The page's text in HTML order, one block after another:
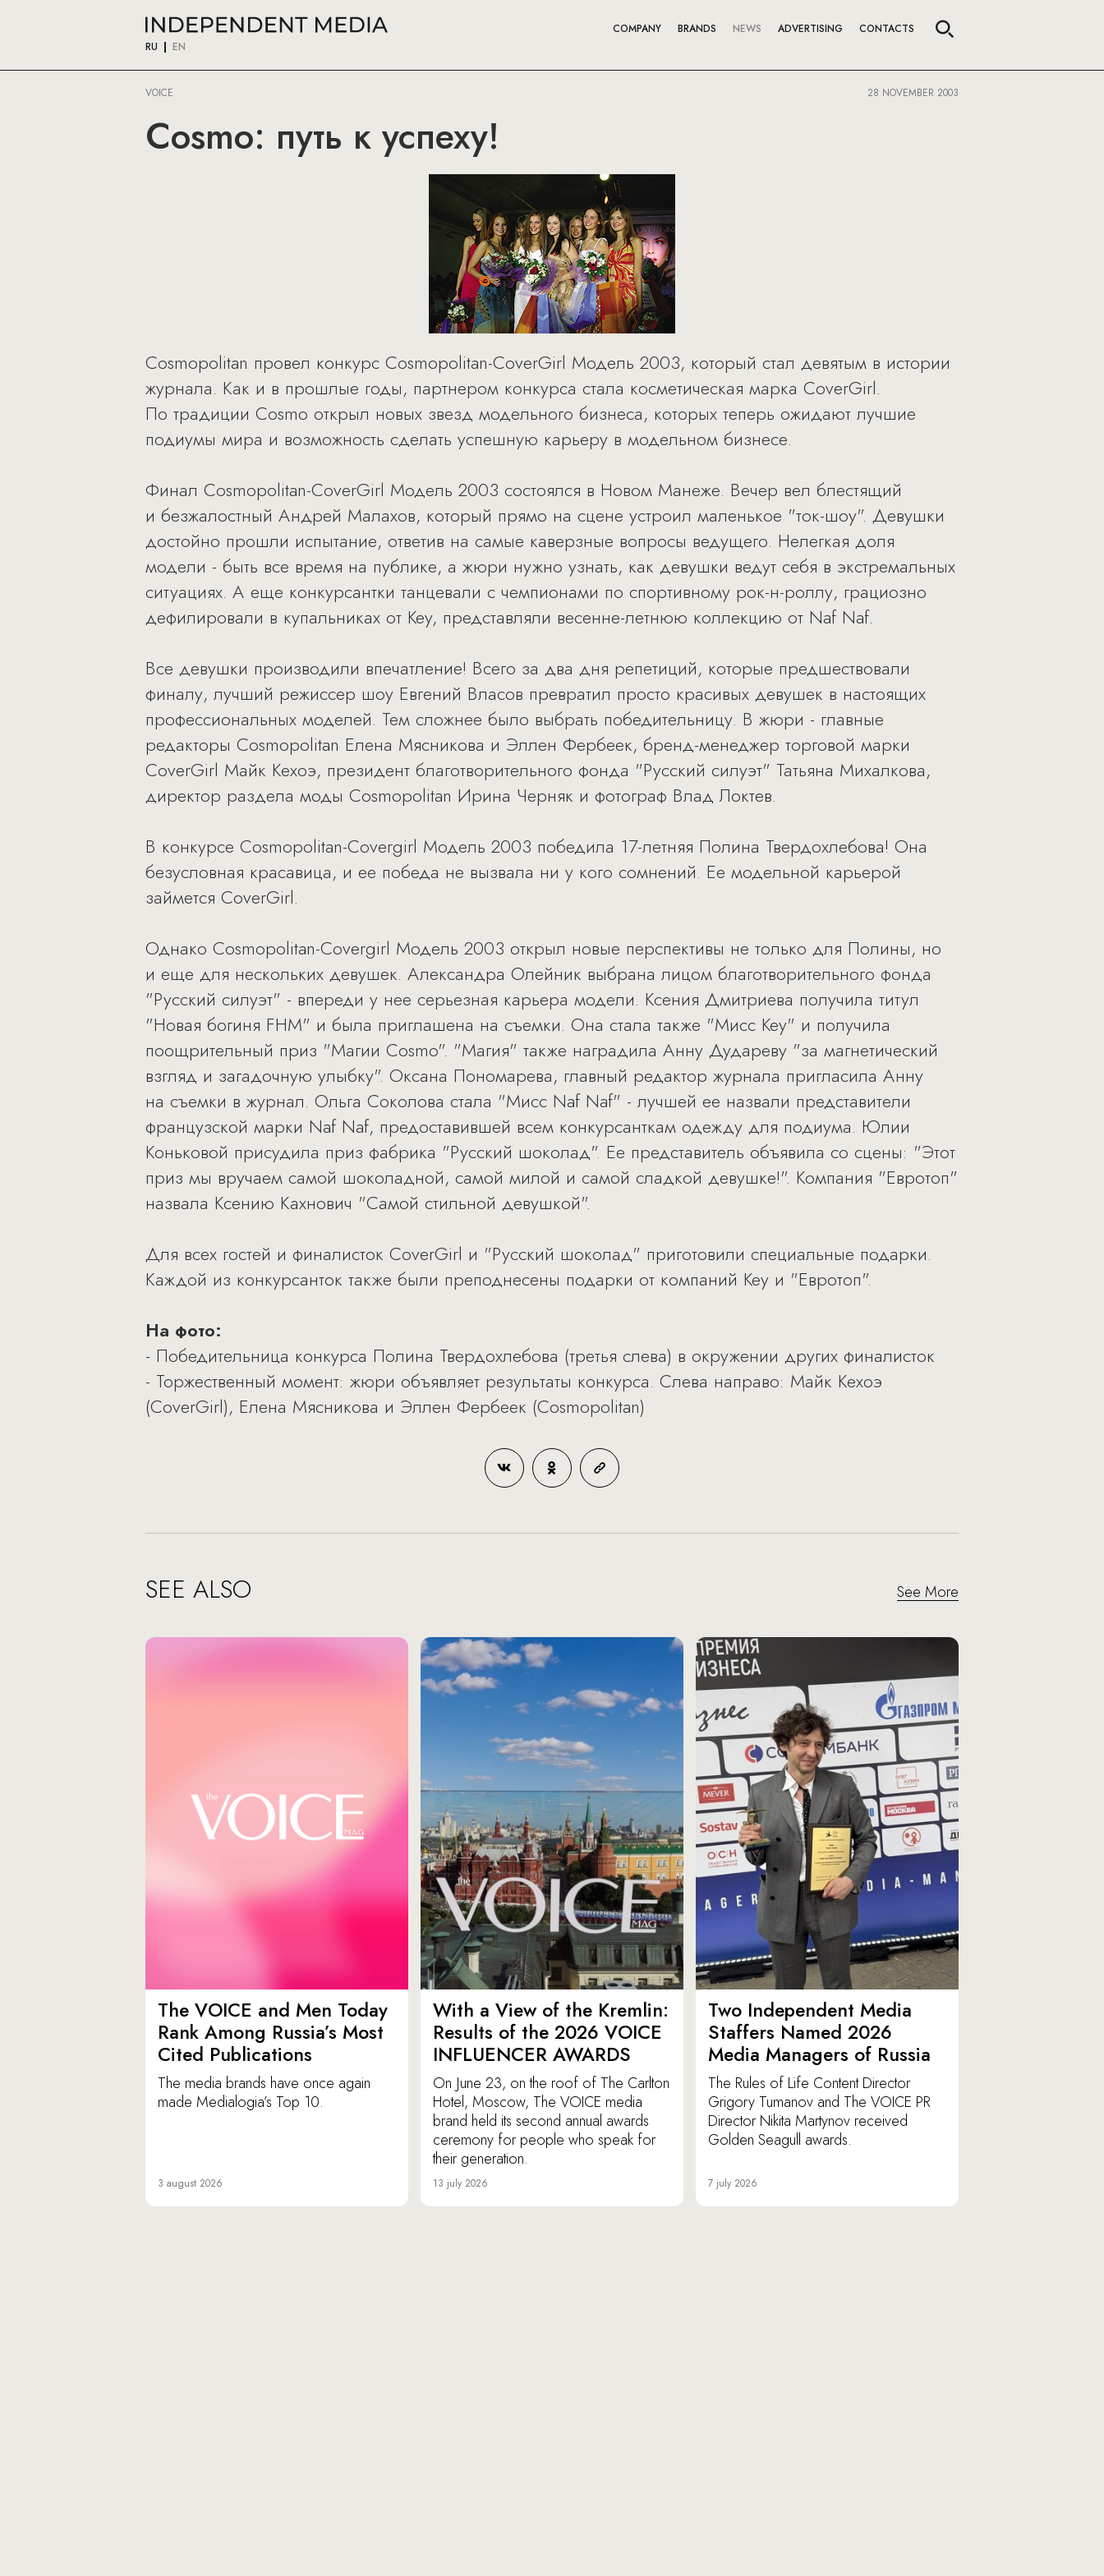
RU EN
COMPANY BRANDS NEWS ADVERTISING CONTACTS
VOICE 28 NOVEMBER 2003
Cosmo: путь к успеху!
Cosmopolitan провел конкурс Cosmopolitan-CoverGirl Модель 2003, который стал девятым в истории
журнала. Как и в прошлые годы, партнером конкурса стала косметическая марка CoverGirl.
По традиции Cosmo открыл новых звезд модельного бизнеса, которых теперь ожидают лучшие
подиумы мира и возможность сделать успешную карьеру в модельном бизнесе.
Финал Cosmopolitan-CoverGirl Модель 2003 состоялся в Новом Манеже. Вечер вел блестящий
и безжалостный Андрей Малахов, который прямо на сцене устроил маленькое "ток-шоу". Девушки
достойно прошли испытание, ответив на самые каверзные вопросы ведущего. Нелегкая доля
модели - быть все время на публике, а жюри нужно узнать, как девушки ведут себя в экстремальных
ситуациях. А еще конкурсантки танцевали с чемпионами по спортивному рок-н-роллу, грациозно
дефилировали в купальниках от Key, представляли весенне-летнюю коллекцию от Naf Naf.
Все девушки производили впечатление! Всего за два дня репетиций, которые предшествовали
финалу, лучший режиссер шоу Евгений Власов превратил просто красивых девушек в настоящих
профессиональных моделей. Тем сложнее было выбрать победительницу. В жюри - главные
редакторы Cosmopolitan Елена Мясникова и Эллен Фербеек, бренд-менеджер торговой марки
CoverGirl Майк Кехоэ, президент благотворительного фонда "Русский силуэт" Татьяна Михалкова,
директор раздела моды Cosmopolitan Ирина Черняк и фотограф Влад Локтев.
В конкурсе Cosmopolitan-Covergirl Модель 2003 победила 17-летняя Полина Твердохлебова! Она
безусловная красавица, и ее победа не вызвала ни у кого сомнений. Ее модельной карьерой
займется CoverGirl.
Однако Cosmopolitan-Covergirl Модель 2003 открыл новые перспективы не только для Полины, но
и еще для нескольких девушек. Александра Олейник выбрана лицом благотворительного фонда
"Русский силуэт" - впереди у нее серьезная карьера модели. Ксения Дмитриева получила титул
"Новая богиня FHM" и была приглашена на съемки. Она стала также "Мисс Key" и получила
поощрительный приз "Магии Cosmo". "Магия" также наградила Анну Дудареву "за магнетический
взгляд и загадочную улыбку". Оксана Пономарева, главный редактор журнала пригласила Анну
на съемки в журнал. Ольга Соколова стала "Мисс Naf Naf" - лучшей ее назвали представители
французской марки Naf Naf, предоставившей всем конкурсанткам одежду для подиума. Юлии
Коньковой присудила приз фабрика "Русский шоколад". Ее представитель объявила со сцены: "Этот
приз мы вручаем самой шоколадной, самой милой и самой сладкой девушке!". Компания "Евротоп"
назвала Ксению Кахнович "Самой стильной девушкой".
Для всех гостей и финалисток CoverGirl и "Русский шоколад" приготовили специальные подарки.
Каждой из конкурсанток также были преподнесены подарки от компаний Key и "Евротоп".
На фото:
- Победительница конкурса Полина Твердохлебова (третья слева) в окружении других финалисток
- Торжественный момент: жюри объявляет результаты конкурса. Слева направо: Майк Кехоэ
(CoverGirl), Елена Мясникова и Эллен Фербеек (Cosmopolitan)
SEE ALSO See More
The VOICE and Men Today
Rank Among Russia’s Most
Cited Publications
The media brands have once again
made Medialogia’s Top 10.
3 august 2026
With a View of the Kremlin:
Results of the 2026 VOICE
INFLUENCER AWARDS
On June 23, on the roof of The Carlton
Hotel, Moscow, The VOICE media
brand held its second annual awards
ceremony for people who speak for
their generation.
13 july 2026
Two Independent Media
Staffers Named 2026
Media Managers of Russia
The Rules of Life Content Director
Grigory Tumanov and The VOICE PR
Director Nikita Martynov received
Golden Seagull awards.
7 july 2026